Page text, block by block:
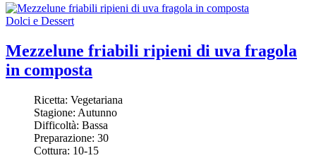
Dolci e Dessert
Mezzelune friabili ripieni di uva fragola
in composta
Ricetta: Vegetariana
Stagione: Autunno
Difficoltà: Bassa
Preparazione: 30
Cottura: 10-15